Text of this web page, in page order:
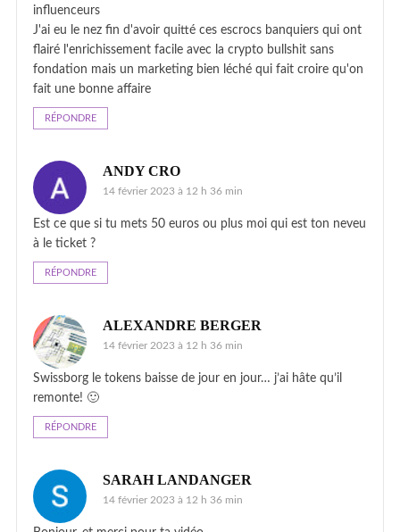
influenceurs
J'ai eu le nez fin d'avoir quitté ces escrocs banquiers qui ont
flairé l'enrichissement facile avec la crypto bullshit sans
fondation mais un marketing bien léché qui fait croire qu'on
fait une bonne affaire
RÉPONDRE
ANDY CRO
14 février 2023 à 12 h 36 min
Est ce que si tu mets 50 euros ou plus moi qui est ton neveu
à le ticket ?
RÉPONDRE
ALEXANDRE BERGER
14 février 2023 à 12 h 36 min
Swissborg le tokens baisse de jour en jour… j’ai hâte qu’il
remonte! 🙂
RÉPONDRE
SARAH LANDANGER
14 février 2023 à 12 h 36 min